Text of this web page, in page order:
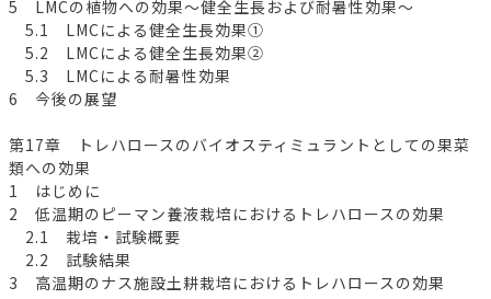
5 LMCの植物への効果～健全生長および耐暑性効果～
5.1 LMCによる健全生長効果①
5.2 LMCによる健全生長効果②
5.3 LMCによる耐暑性効果
6 今後の展望
第17章 トレハロースのバイオスティミュラントとしての果菜
類への効果
1 はじめに
2 低温期のピーマン養液栽培におけるトレハロースの効果
2.1 栽培・試験概要
2.2 試験結果
3 高温期のナス施設土耕栽培におけるトレハロースの効果